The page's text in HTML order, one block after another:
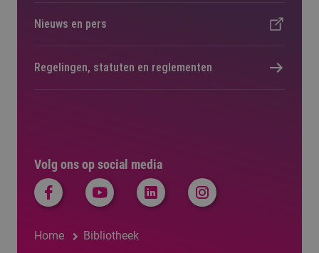
Volg ons op social media
Home Bibliotheek
Nieuws en pers
Regelingen, statuten en reglementen